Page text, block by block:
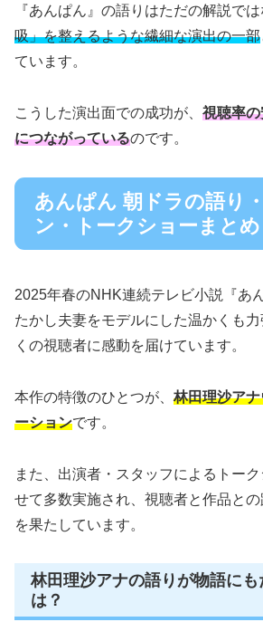
『あんぱん』の語りはただの解説では
吸」を整えるような繊細な演出の一部
ています。
こうした演出面での成功が、 視聴率
につながっているのです。
あんぱん 朝ドラの語り
ン・トークショーまとめ
2025年春のNHK連続テレビ小説『あ
たかし夫妻をモデルにした温かくも
くの視聴者に感動を届けています。
本作の特徴のひとつが、 林田理沙ア
ーションです。
また、出演者・スタッフによるトー
せて多数実施され、視聴者と作品と
を果たしています。
林田理沙アナの語りが物語にも
は？